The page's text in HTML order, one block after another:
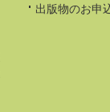
出版物のお申